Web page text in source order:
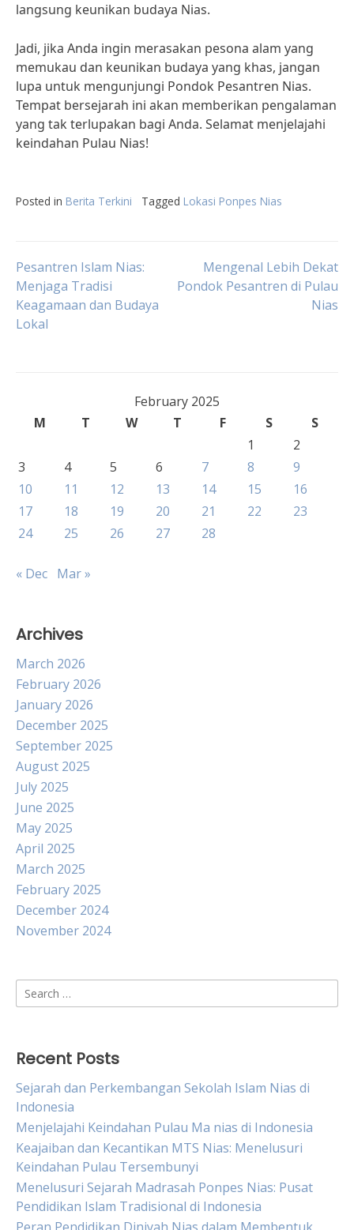
langsung keunikan budaya Nias.
Jadi, jika Anda ingin merasakan pesona alam yang
memukau dan keunikan budaya yang khas, jangan
lupa untuk mengunjungi Pondok Pesantren Nias.
Tempat bersejarah ini akan memberikan pengalaman
yang tak terlupakan bagi Anda. Selamat menjelajahi
keindahan Pulau Nias!
Posted in Berita Terkini Tagged Lokasi Ponpes Nias
Post
navigation
Pesantren Islam Nias:
Menjaga Tradisi
Keagamaan dan Budaya
Lokal
Mengenal Lebih Dekat
Pondok Pesantren di Pulau
Nias
February 2025
M
T W T F S
S
1
2
3
4 5 6 7 8
9
10
11 12 13 14 15
16
17
18 19 20 21 22
23
24
25 26 27 28
« Dec Mar »
Archives
March 2026
February 2026
January 2026
December 2025
September 2025
August 2025
July 2025
June 2025
May 2025
April 2025
March 2025
February 2025
December 2024
November 2024
Search
for:
Recent Posts
Sejarah dan Perkembangan Sekolah Islam Nias di
Indonesia
Menjelajahi Keindahan Pulau Ma nias di Indonesia
Keajaiban dan Kecantikan MTS Nias: Menelusuri
Keindahan Pulau Tersembunyi
Menelusuri Sejarah Madrasah Ponpes Nias: Pusat
Pendidikan Islam Tradisional di Indonesia